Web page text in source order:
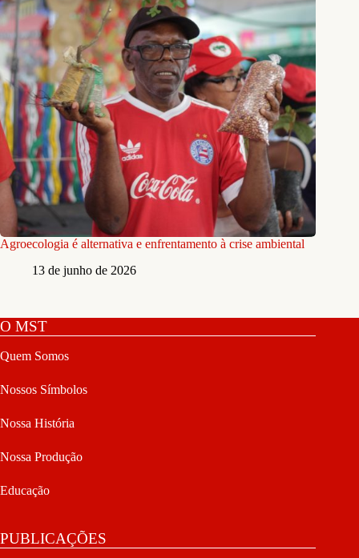
Agroecologia é alternativa e enfrentamento à crise ambiental
13 de junho de 2026
O MST
Quem Somos
Nossos Símbolos
Nossa História
Nossa Produção
Educação
PUBLICAÇÕES